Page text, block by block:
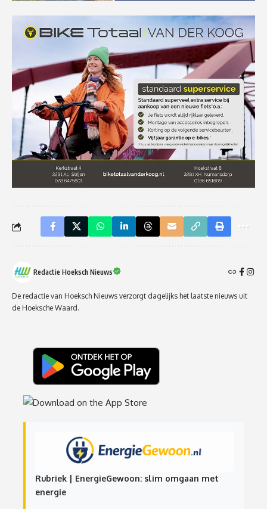
Redactie Hoeksch Nieuws
De redactie van Hoeksch Nieuws verzorgt dagelijks het laatste nieuws uit
de Hoeksche Waard.
Rubriek | EnergieGewoon: slim omgaan met
energie